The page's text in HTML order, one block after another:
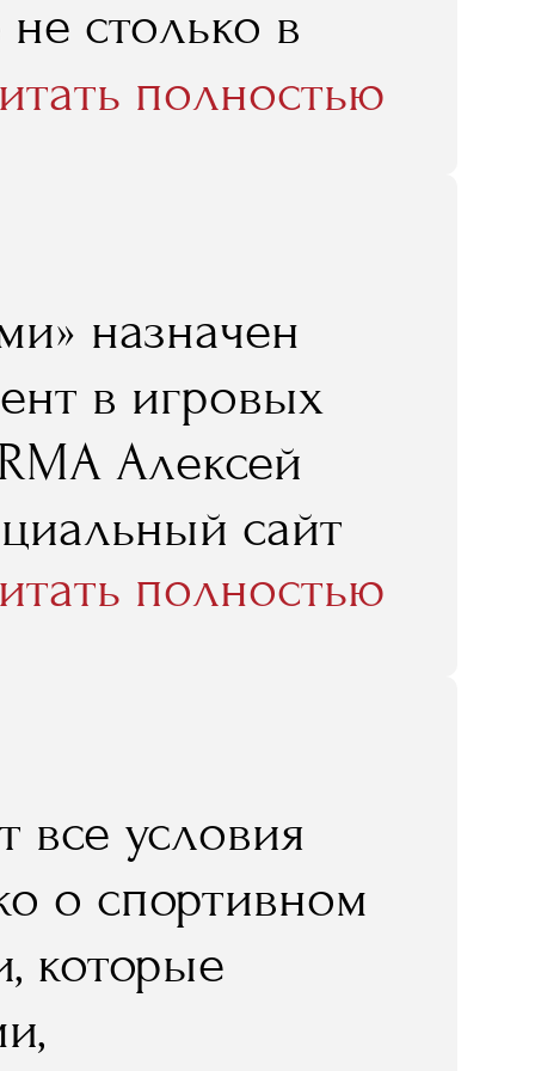
столько в
люди
лекциями,
походить
интересно.
для меня
то, что
нам,
самых
церемониях,
бизнесе».
полностью
назначен
в игровых
Алексей
сайт
полностью
все условия
о спортивном
которые